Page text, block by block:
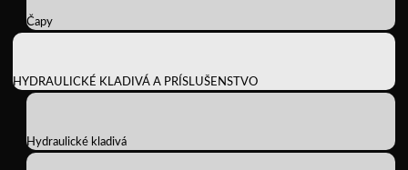
Čapy
HYDRAULICKÉ KLADIVÁ A PRÍSLUŠENSTVO
Hydraulické kladivá